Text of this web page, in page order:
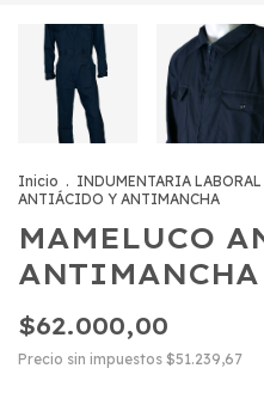
Inicio . INDUMENTARIA LABORAL
ANTIÁCIDO Y ANTIMANCHA
MAMELUCO
ANTIMANCHA
$62.000,00
Precio sin impuestos $51.239,67